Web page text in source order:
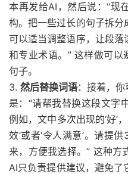
本再发给AI，然后说：“现
构。把一些过长的句子拆分
可以适当调整语序，让段
和专业术语。” 这样做可以
句子。
3. 然后替换词语：接着，
是：“请帮我替换这段文字
例如，文中多次出现的‘好’
效’或者‘令人满意’。请提
来，方便我选择。” 这种方
AI只负责提供建议，避免了